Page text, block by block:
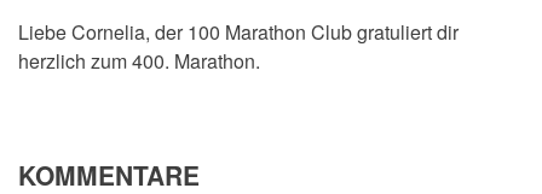
Liebe Cornelia, der 100 Marathon Club gratuliert dir
herzlich zum 400. Marathon.
KOMMENTARE